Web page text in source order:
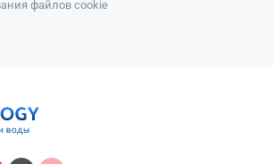
файлов cookie